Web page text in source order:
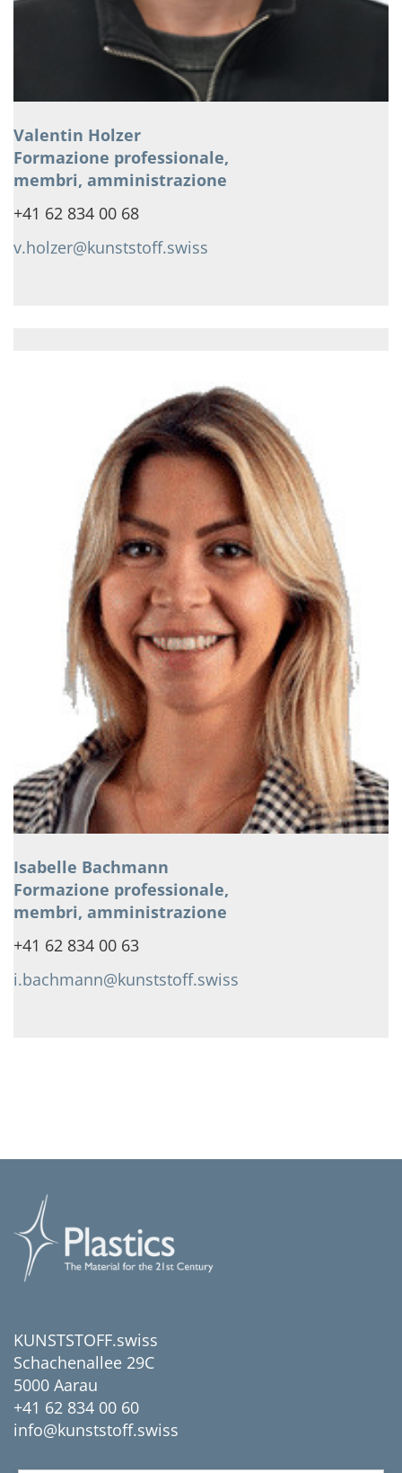
Valentin Holzer
Formazione professionale,
membri, amministrazione
+41 62 834 00 68
v.holzer@kunststoff.swiss
Isabelle Bachmann
Formazione professionale,
membri, amministrazione
+41 62 834 00 63
i.bachmann@kunststoff.swiss
KUNSTSTOFF.swiss
Schachenallee 29C
5000 Aarau
+41 62 834 00 60
info@kunststoff.swiss